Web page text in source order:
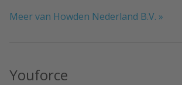
Meer van Howden Nederland B.V. »
Youforce